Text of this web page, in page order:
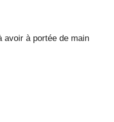
avoir à portée de main